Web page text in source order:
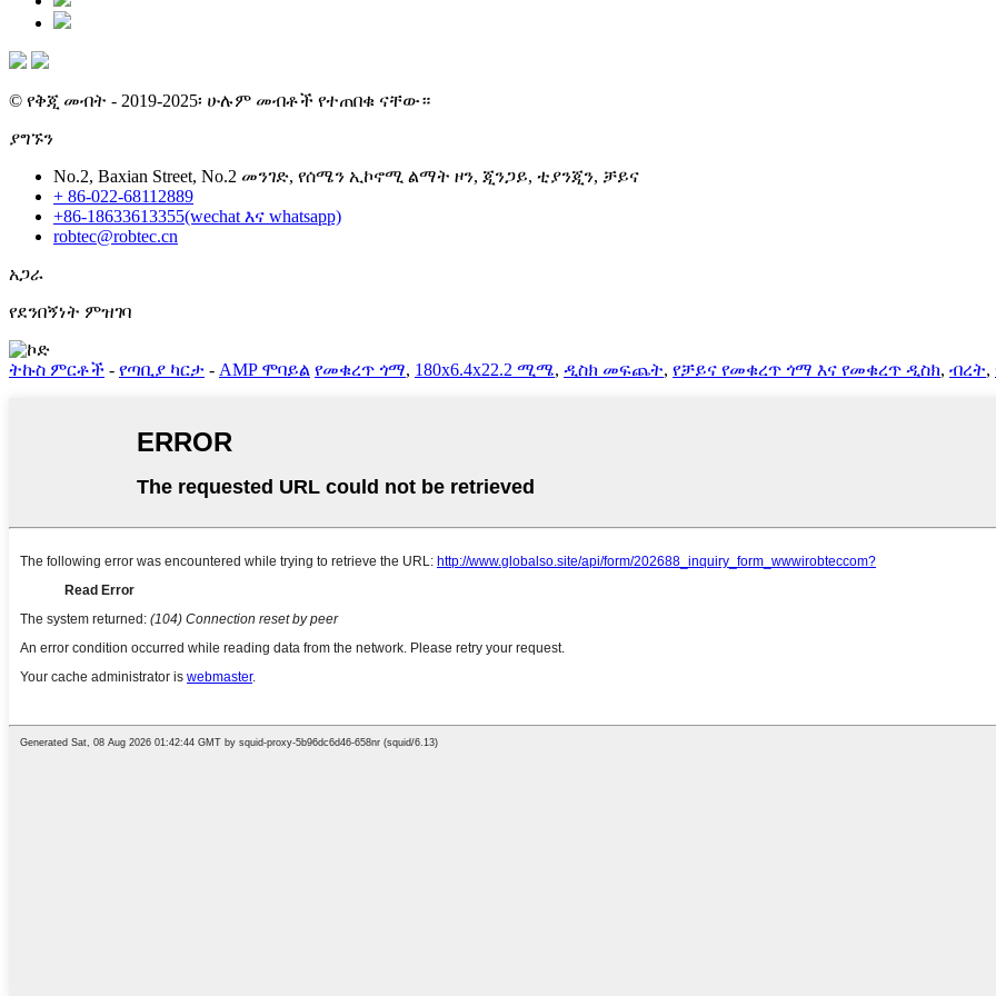
© የቅጂ መብት - 2019-2025፡ ሁሉም መብቶች የተጠበቁ ናቸው።
ያግኙን
No.2, Baxian Street, No.2 መንገድ, የሰሜን ኢኮኖሚ ልማት ዞን, ጂንጋይ, ቲያንጂን, ቻይና
+ 86-022-68112889
+86-18633613355(wechat እና whatsapp)
robtec@robtec.cn
አጋራ
የደንበኝነት ምዝገባ
ትኩስ ምርቶች - የጣቢያ ካርታ - AMP ሞባይል የመቁረጥ ጎማ, 180x6.4x22.2 ሚሜ, ዲስክ መፍጨት, የቻይና የመቁረጥ ጎማ እና የመቁረጥ ዲስክ, ብረት,